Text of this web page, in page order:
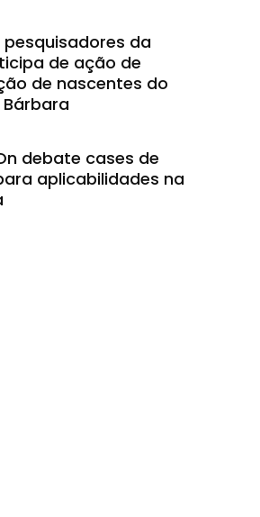
pesquisadores da
de ação de
de nascentes do
Bárbara
debate cases de
aplicabilidades na